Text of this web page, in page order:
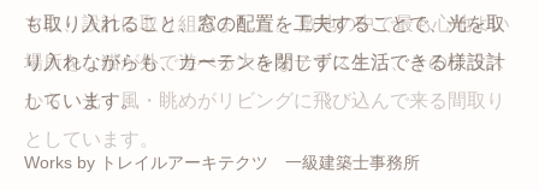
マに、設計に取り組みました。 敷地の中で最も心地よい
場所を、猫が外で遊べる大きなテラスとし、そのテラス
から、光・風・眺めがリビングに飛び込んで来る間取り
としています。
も取り入れること、窓の配置を工夫することで、光を取
り入れながらも、カーテンを閉じずに生活できる様設計
しています。
Works by トレイルアーキテクツ 一級建築士事務所
ハウスをイメージした空間が広がる都市型住宅です。
へと蘇りました。